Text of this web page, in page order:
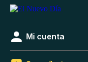
Mi cuenta